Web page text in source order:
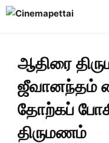
Skip
ஆதிரை
ஜீவானந்தம்
தோற்கப்
திருமணம்